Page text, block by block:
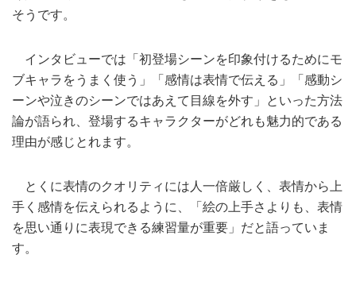
そうです。
インタビューでは「初登場シーンを印象付けるためにモ
ブキャラをうまく使う」「感情は表情で伝える」「感動シ
ーンや泣きのシーンではあえて目線を外す」といった方法
論が語られ、登場するキャラクターがどれも魅力的である
理由が感じとれます。
とくに表情のクオリティには人一倍厳しく、表情から上
手く感情を伝えられるように、「絵の上手さよりも、表情
を思い通りに表現できる練習量が重要」だと語っていま
す。